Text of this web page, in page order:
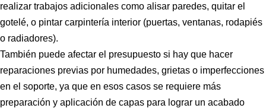
realizar trabajos adicionales como alisar paredes, quitar el
gotelé, o pintar carpintería interior (puertas, ventanas, rodapiés
o radiadores).
También puede afectar el presupuesto si hay que hacer
reparaciones previas por humedades, grietas o imperfecciones
en el soporte, ya que en esos casos se requiere más
preparación y aplicación de capas para lograr un acabado